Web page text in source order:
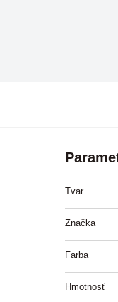
Tvar
Značka
Farba
Hmotnosť